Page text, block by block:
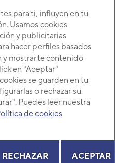
para ti, influyen en tu
Usamos cookies
y publicitarias
hacer perfiles basados
y mostrarte contenido
en "Aceptar"
se guarden en tu
o rechazar su
Puedes leer nuestra
de cookies
RECHAZAR ACEPTAR